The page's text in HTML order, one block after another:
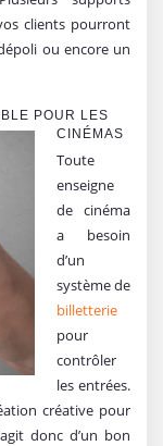
clients pourront
ou encore un
POUR LES
CINÉMAS
Toute
enseigne
de cinéma
a besoin
d’un
système de
billetterie
pour
contrôler
les entrées.
créative pour
donc d’un bon